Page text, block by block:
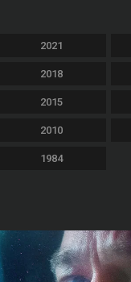
2021
2018
2015
2010
1984